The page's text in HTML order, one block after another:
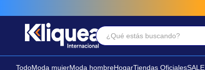
¿Qué estás buscando?
TodoModa mujerModa hombreHogarTiendas OficialesSALE
Términos Más Buscados